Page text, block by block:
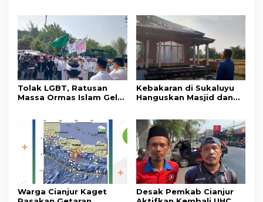
Masih Bersiaga
Tolak LGBT, Ratusan
Massa Ormas Islam Gelar
Kebakaran di Sukaluyu
Hanguskan Masjid dan
Warga Cianjur Kaget
Desak Pemkab Cianjur